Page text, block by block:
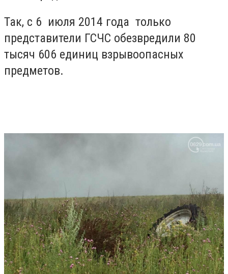
Так, с 6 июля 2014 года только
представители ГСЧС обезвредили 80
тысяч 606 единиц взрывоопасных
предметов.